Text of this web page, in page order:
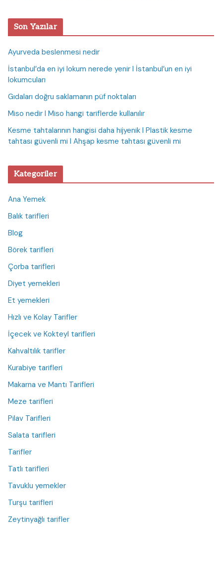
Son Yazılar
Ayurveda beslenmesi nedir
İstanbul’da en iyi lokum nerede yenir I İstanbul’un en iyi
lokumcuları
Gıdaları doğru saklamanın püf noktaları
Miso nedir I Miso hangi tariflerde kullanılır
Kesme tahtalarının hangisi daha hijyenik I Plastik kesme
tahtası güvenli mi I Ahşap kesme tahtası güvenli mi
Kategoriler
Ana Yemek
Balık tarifleri
Blog
Börek tarifleri
Çorba tarifleri
Diyet yemekleri
Et yemekleri
Hızlı ve Kolay Tarifler
İçecek ve Kokteyl tarifleri
Kahvaltılık tarifler
Kurabiye tarifleri
Makarna ve Mantı Tarifleri
Meze tarifleri
Pilav Tarifleri
Salata tarifleri
Tarifler
Tatlı tarifleri
Tavuklu yemekler
Turşu tarifleri
Zeytinyağlı tarifler